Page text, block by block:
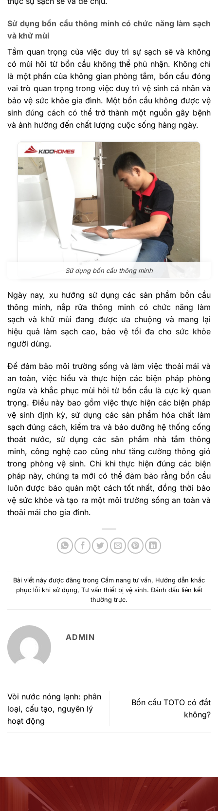
Sử dụng bồn cầu thông minh có chức năng làm sạch
và khử mùi
Tầm quan trọng của việc duy trì sự sạch sẽ và không
có mùi hôi từ bồn cầu không thể phủ nhận. Không chỉ
là một phần của không gian phòng tắm, bồn cầu đóng
vai trò quan trọng trong việc duy trì vệ sinh cá nhân và
bảo vệ sức khỏe gia đình. Một bồn cầu không được vệ
sinh đúng cách có thể trở thành một nguồn gây bệnh
và ảnh hưởng đến chất lượng cuộc sống hàng ngày.
Sử dụng bồn cầu thông minh
Ngày nay, xu hướng sử dụng các sản phẩm bồn cầu
thông minh, nắp rửa thông minh có chức năng làm
sạch và khử mùi đang được ưa chuộng và mang lại
hiệu quả làm sạch cao, bảo vệ tối đa cho sức khỏe
người dùng.
Để đảm bảo môi trường sống và làm việc thoải mái và
an toàn, việc hiểu và thực hiện các biện pháp phòng
ngừa và khắc phục mùi hôi từ bồn cầu là cực kỳ quan
trọng. Điều này bao gồm việc thực hiện các biện pháp
vệ sinh định kỳ, sử dụng các sản phẩm hóa chất làm
sạch đúng cách, kiểm tra và bảo dưỡng hệ thống cống
thoát nước, sử dụng các sản phẩm nhà tắm thông
minh, công nghệ cao cũng như tăng cường thông gió
trong phòng vệ sinh. Chỉ khi thực hiện đúng các biện
pháp này, chúng ta mới có thể đảm bảo rằng bồn cầu
luôn được bảo quản một cách tốt nhất, đồng thời bảo
vệ sức khỏe và tạo ra một môi trường sống an toàn và
thoải mái cho gia đình.
Bài viết này được đăng trong Cẩm nang tư vấn, Hướng dẫn khắc
phục lỗi khi sử dụng, Tư vấn thiết bị vệ sinh. Đánh dấu liên kết
thường trực.
ADMIN
Vòi nước nóng lạnh: phân
loại, cấu tạo, nguyên lý
hoạt động
Bồn cầu TOTO có đắt
không?